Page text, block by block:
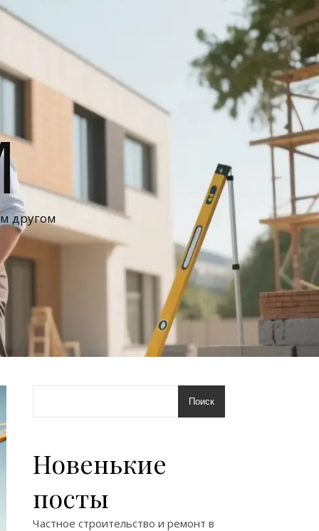
другом
Поиск
Новенькие
посты
Частное строительство и ремонт в